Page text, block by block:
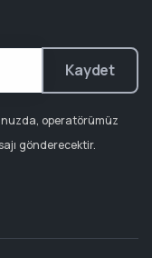
Kaydet
operatörümüz
gönderecektir.